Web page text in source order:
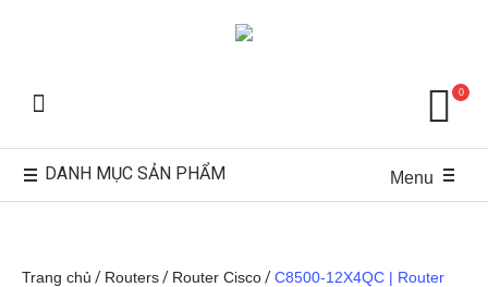
0
DANH MỤC SẢN PHẨM Menu
Trang chủ / Routers/ Router Cisco/C8500-12X4QC | Router